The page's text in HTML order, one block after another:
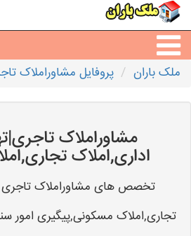
مشاور املاک شهرها
ملک باران پروفایل مشاوراملاک
مشاوراملاک
اداری,املاک
تخصص های مشاوراملاک تاجری
تجاری,املاک مسکونی,پیگیری امور